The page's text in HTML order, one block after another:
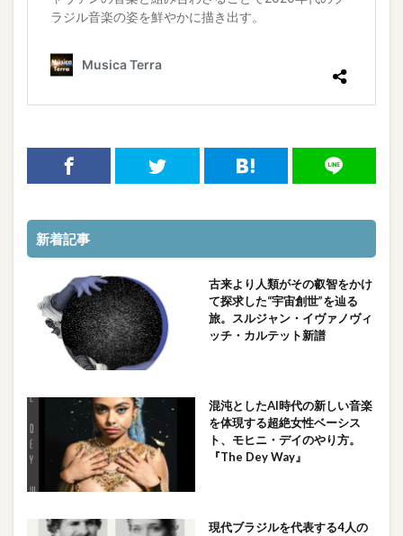
新着記事
古来より人類がその叡智をかけ
て探求した“宇宙創世”を辿る
旅。スルジャン・イヴァノヴィ
ッチ・カルテット新譜
混沌としたAI時代の新しい音楽
を体現する超絶女性ベーシス
ト、モヒニ・デイのやり方。
『The Dey Way』
現代ブラジルを代表する4人の